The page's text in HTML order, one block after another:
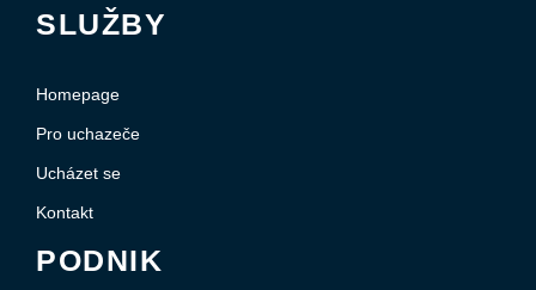
SLUŽBY
Homepage
Pro uchazeče
Ucházet se
Kontakt
PODNIK